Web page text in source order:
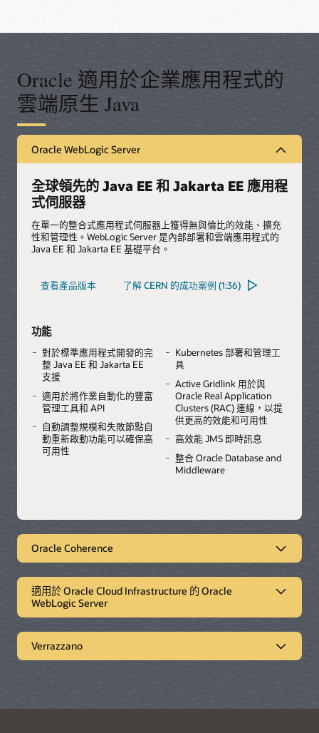
Oracle 適用於企業應用程式的
雲端原生 Java
Oracle WebLogic Server
全球領先的 Java EE 和 Jakarta EE 應用程
式伺服器
在單一的整合式應用程式伺服器上獲得無與倫比的效能、擴充
性和管理性。WebLogic Server 是內部部署和雲端應用程式的
Java EE 和 Jakarta EE 基礎平台。
查看產品版本 了解 CERN 的成功案例 (1:36)
功能
對於標準應用程式開發的完
整 Java EE 和 Jakarta EE
支援
適用於將作業自動化的豐富
管理工具和 API
自動調整規模和失敗節點自
動重新啟動功能可以確保高
可用性
Kubernetes 部署和管理工
具
Active Gridlink 用於與
Oracle Real Application
Clusters (RAC) 連線，以提
供更高的效能和可用性
高效能 JMS 即時訊息
整合 Oracle Database and
Middleware
Oracle Coherence
案
Oracle Coherence 是領先的 Java 分散式快取和記憶體內資料
格，可以為應用程式提供高可用性、擴充性和低延遲、輸送量
和效能。
適用於 Oracle Cloud Infrastructure 的 Oracle
WebLogic Server
WebLogic Server
提供快速部署和靈活的定價選項，我們建議您使用 Oracle
Verrazzano
Oracle Verrazzano Enterprise Container Platform 為一般用途